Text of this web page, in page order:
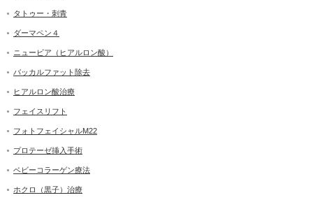
タトゥー・刺青
ダーマペン４
ニュービア（ヒアルロン酸）
バッカルファット除去
ヒアルロン酸治療
フェイスリフト
フォトフェイシャルM22
プロテーゼ挿入手術
ベビーコラーゲン療法
ホクロ（黒子）治療